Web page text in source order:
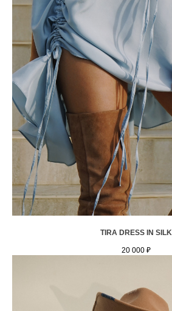
TIRA DRESS IN SILK
20 000 ₽